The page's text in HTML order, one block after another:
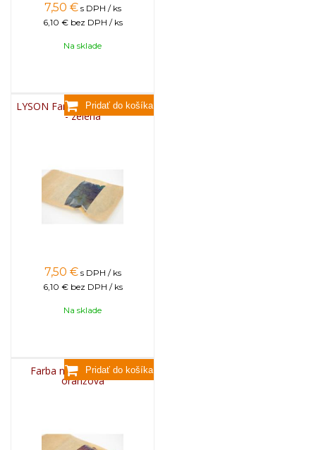
7,50 € s DPH / ks
6,10 € bez DPH / ks
Na sklade
LYSON Farba na sviečky, 25g
- zelená
7,50 € s DPH / ks
6,10 € bez DPH / ks
Na sklade
Farba na sviečky, 25g -
oranžová